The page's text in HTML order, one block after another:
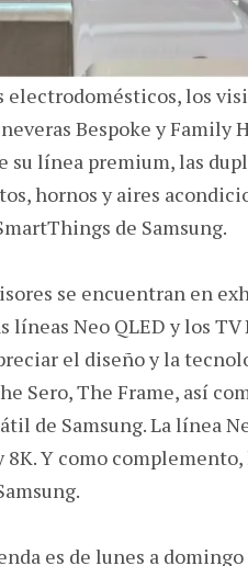
electrodomésticos, los
Bespoke y Family
su línea premium, las
hornos y aires
de Samsung.
se encuentran en
líneas Neo QLED y los
el diseño y la
Sero, The Frame, así
de Samsung. La línea
Y como complemento,
es de lunes a domingo